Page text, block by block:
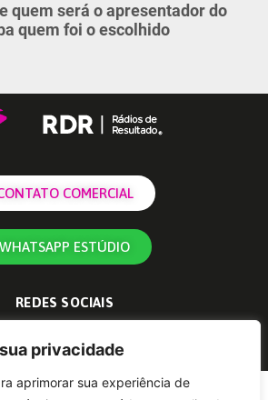
privacidade
aprimorar sua experiência de
quem será o apresentador do
quem foi o escolhido
COMERCIAL
WHATSAPP ESTÚDIO
REDES SOCIAIS